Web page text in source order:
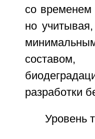
со временем
но
разработки
Уровень